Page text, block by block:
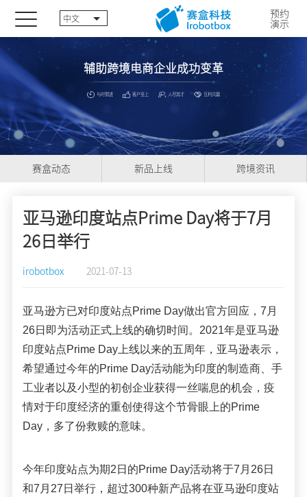
预约
演示
中文
辅助跨境电商企业成功变革
与时俱进 客户至上 人尽其才 互利共赢
赛盒动态 新品上线 跨境资讯
亚马逊印度站点Prime Day将于7月
26日举行
irobotbox 2021-07-13
亚马逊方已对印度站点Prime Day做出官方回应，7月
26日即为活动正式上线的确切时间。2021年是亚马逊
印度站点Prime Day上线以来的五周年，亚马逊表示，
希望通过今年的Prime Day活动能为印度的制造商、手
工业者以及小型的初创企业获得一丝喘息的机会，疫
情对于印度经济的重创使得这个节骨眼上的Prime
Day，多了份救赎的意味。
今年印度站点为期2日的Prime Day活动将于7月26日
和7月27日举行，超过300种新产品将在亚马逊印度站